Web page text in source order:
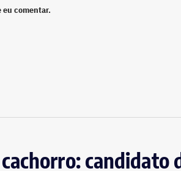
eu comentar.
candidato